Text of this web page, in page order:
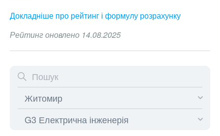
Докладніше про рейтинг і формулу розрахунку
Рейтинг оновлено 14.08.2025